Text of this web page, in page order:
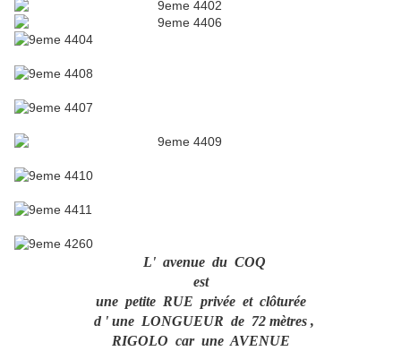
L' avenue du COQ
est
une petite RUE privée et clôturée
d ' une LONGUEUR de 72 mètres ,
RIGOLO car une AVENUE